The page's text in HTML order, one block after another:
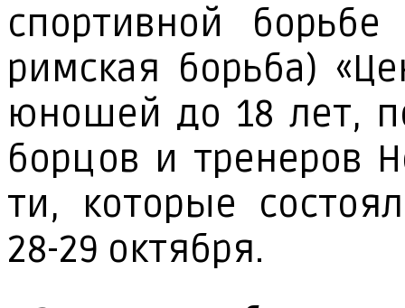
спор­тив­ной
рим­ская борь­ба)
юно­шей до 18 лет,
бор­цов и тре­не­ров
ти, ко­то­рые
28-29 ок­тяб­ря.